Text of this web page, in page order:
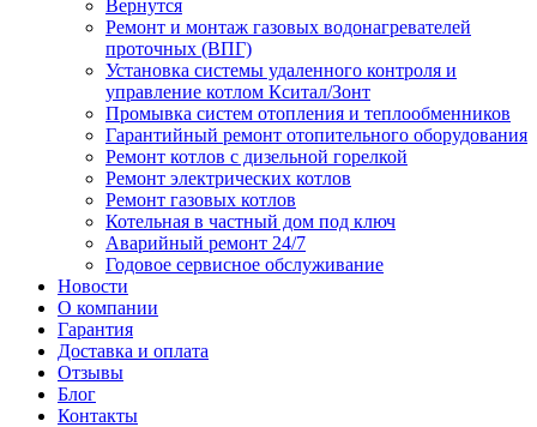
Вернутся
Ремонт и монтаж газовых водонагревателей
проточных (ВПГ)
Установка системы удаленного контроля и
управление котлом Кситал/Зонт
Промывка систем отопления и теплообменников
Гарантийный ремонт отопительного оборудования
Ремонт котлов с дизельной горелкой
Ремонт электрических котлов
Ремонт газовых котлов
Котельная в частный дом под ключ
Аварийный ремонт 24/7
Годовое сервисное обслуживание
Новости
О компании
Гарантия
Доставка и оплата
Отзывы
Блог
Контакты